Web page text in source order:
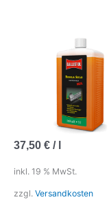
37,50 € / l
inkl. 19 % MwSt.
zzgl. Versandkosten